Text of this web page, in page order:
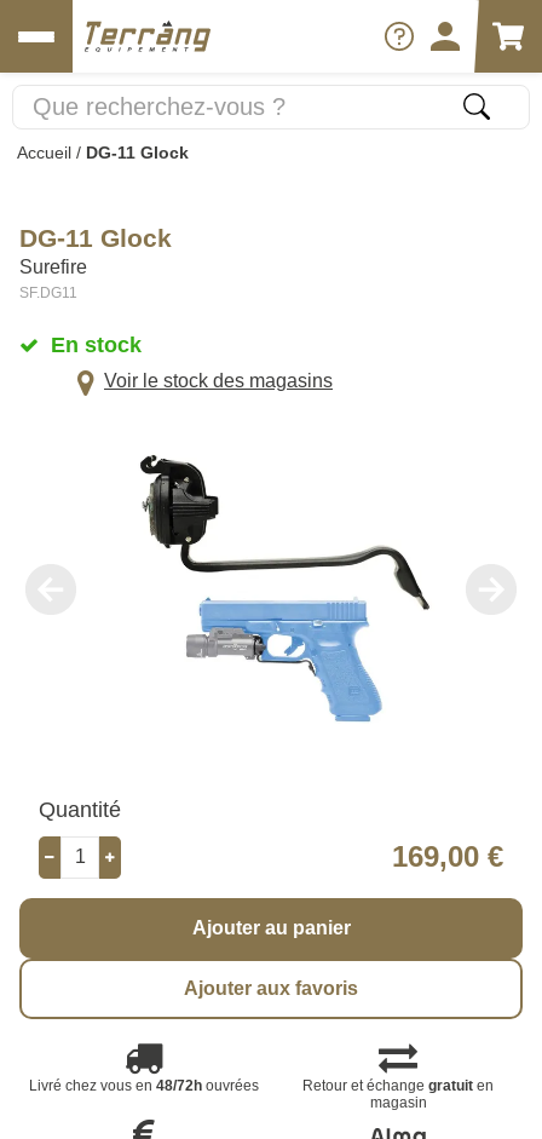
Accueil / DG-11 Glock
DG-11 Glock
Surefire
SF.DG11
En stock
Voir le stock des magasins
Quantité
169,00 €
Ajouter au panier
Ajouter aux favoris
Livré chez vous en 48/72houvrées Retour et échangegratuit en
magasin